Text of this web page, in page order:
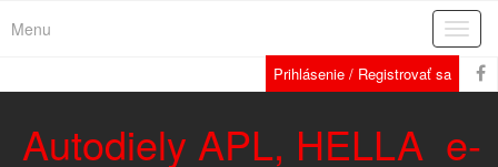
Menu
Prihlásenie / Registrovať sa
Autodiely APL, HELLA e-